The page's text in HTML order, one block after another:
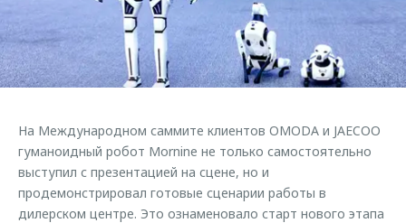
Кредитный калькулятор
Аксессуары
Оригинальные аксессуары
Запчасти
Трейд-ин
Руководства по эксплуатации
Клиентская поддержка
O&J Автоклуб
Приложение O&J
Аксессуары
Одежда и сувениры
Обратная связь
На Международном саммите клиентов OMODA и JAECOO
гуманоидный робот Mornine не только самостоятельно
выступил с презентацией на сцене, но и
продемонстрировал готовые сценарии работы в
дилерском центре. Это ознаменовало старт нового этапа